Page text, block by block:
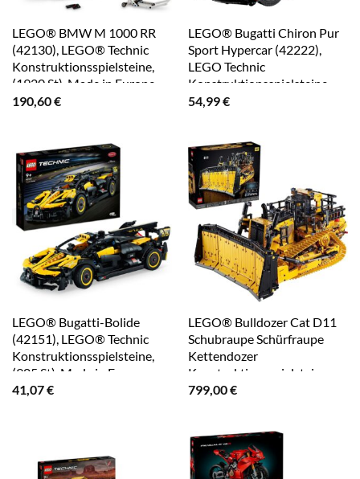
LEGO® BMW M 1000 RR
(42130), LEGO® Technic
Konstruktionsspielsteine,
(1920 St), Made in Europe
190,60€
LEGO® Bugatti Chiron Pur
Sport Hypercar (42222),
LEGO Technic
Konstruktionsspielsteine,
(771 St)
54,99€
LEGO® Bugatti-Bolide
(42151), LEGO® Technic
Konstruktionsspielsteine,
(905 St), Made in Europe
41,07€
LEGO® Bulldozer Cat D11
Schubraupe Schürfraupe
Kettendozer
Konstruktionsspielsteine,
(3854 St), Baufahrzeug
799,00€